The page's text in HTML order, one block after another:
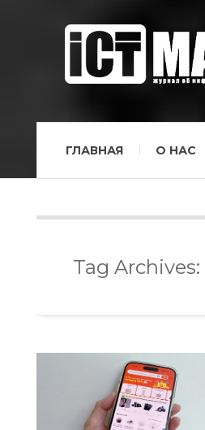
ГЛАВНАЯ О НАС
Tag Archives: